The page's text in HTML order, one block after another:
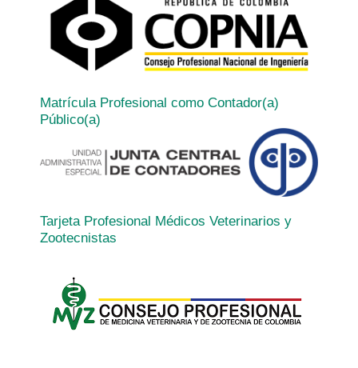
Matrícula Profesional como Contador(a)
Público(a)
Tarjeta Profesional Médicos Veterinarios y
Zootecnistas